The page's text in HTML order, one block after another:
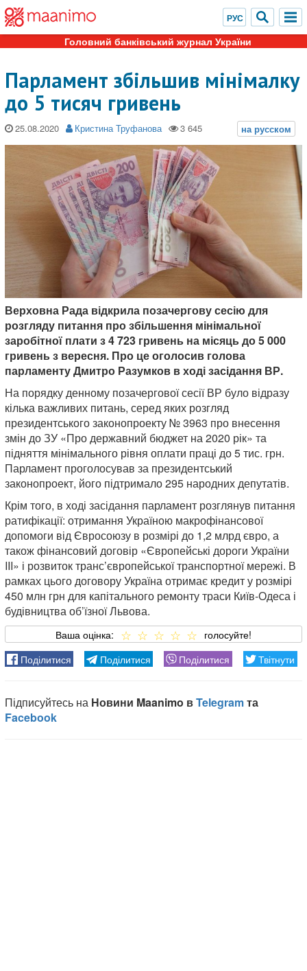
Головний банківський журнал України
Парламент збільшив мінімалку
до 5 тисяч гривень
25.08.2020 Кристина Труфанова
Верховна Рада відкрила позачергову сесію для
розгляду питання про збільшення мінімальної
заробітної плати з 4 723 гривень на місяць до 5 000
гривень з вересня. Про це оголосив голова
парламенту Дмитро Разумков в ході засідання ВР.
На порядку денному позачергової сесії ВР було відразу
кілька важливих питань, серед яких розгляд
президентського законопроекту № 3963 про внесення
змін до ЗУ «Про державний бюджет на 2020 рік» та
підняття мінімального рівня оплати праці до 5 тис. грн.
Парламент проголосував за президентський
законопроект, його підтримало 295 народних депутатів.
Крім того, в ході засідання парламент розглянув питання
ратифікації: отримання Україною макрофінансової
допомоги від Євросоюзу в розмірі до 1,2 млрд євро, а
також фінансовий договір «Європейські дороги України
III» і розвиток транс’європейської транспортної мережі. В
рамках цього договору Україна отримає кредит у розмірі
450 млн грн для капітального ремонту траси Київ-Одеса і
будівництва об’їзної Львова.